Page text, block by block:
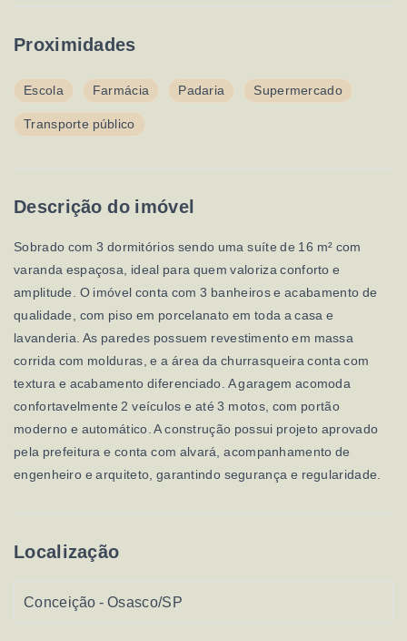
Proximidades
Escola Farmácia Padaria Supermercado
Transporte público
Descrição do imóvel
Sobrado com 3 dormitórios sendo uma suíte de 16 m² com
varanda espaçosa, ideal para quem valoriza conforto e
amplitude. O imóvel conta com 3 banheiros e acabamento de
qualidade, com piso em porcelanato em toda a casa e
lavanderia. As paredes possuem revestimento em massa
corrida com molduras, e a área da churrasqueira conta com
textura e acabamento diferenciado. A garagem acomoda
confortavelmente 2 veículos e até 3 motos, com portão
moderno e automático. A construção possui projeto aprovado
pela prefeitura e conta com alvará, acompanhamento de
engenheiro e arquiteto, garantindo segurança e regularidade.
Localização
Conceição - Osasco/SP